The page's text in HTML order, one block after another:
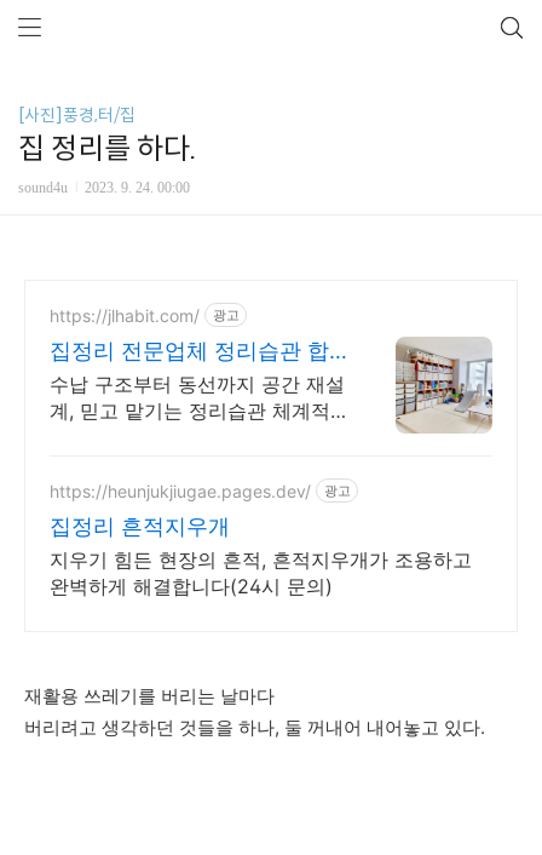
[사진]풍경,터/집
집 정리를 하다.
sound4u 2023. 9. 24. 00:00
https://jlhabit.com/ 광고
집정리 전문업체 정리습관 합
리적인 가격, 완벽한 결과
수납 구조부터 동선까지 공간 재설
계, 믿고 맡기는 정리습관 체계적
https://heunjukjiugae.pages.dev/ 광고
집정리 흔적지우개
지우기 힘든 현장의 흔적, 흔적지우개가 조용하고
완벽하게 해결합니다(24시 문의)
재활용 쓰레기를 버리는 날마다
버리려고 생각하던 것들을 하나, 둘 꺼내어 내어놓고 있다.